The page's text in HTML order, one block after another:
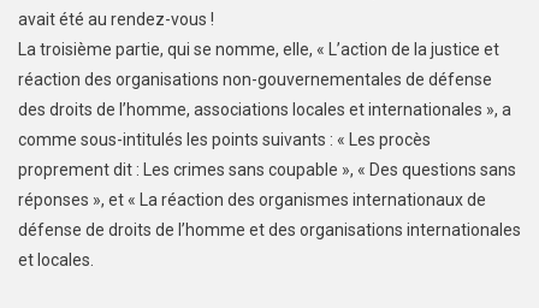
avait été au rendez-vous !
La troisième partie, qui se nomme, elle, « L’action de la justice et
réaction des organisations non-gouvernementales de défense
des droits de l’homme, associations locales et internationales », a
comme sous-intitulés les points suivants : « Les procès
proprement dit : Les crimes sans coupable », « Des questions sans
réponses », et « La réaction des organismes internationaux de
défense de droits de l’homme et des organisations internationales
et locales.